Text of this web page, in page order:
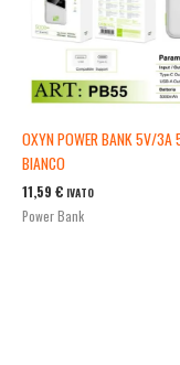
OXYN POWER BANK 5V/
BIANCO
11,59 € IVATO
Power Bank